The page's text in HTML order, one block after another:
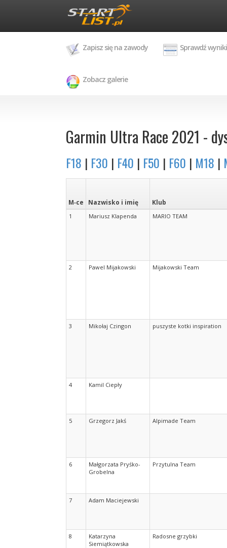
Zapisz się na zawody Sprawdź wyniki
Zobacz galerie
Garmin Ultra Race 2021 -
F18 | F30 | F40 | F50 | F60 | M18 |
M‑ce Nazwisko i imię Klub
1 Mariusz Klapenda MARIO TEAM
2 Pawel Mijakowski Mijakowski Team
3 Mikołaj Czingon puszyste kotki inspiration
4 Kamil Ciepły
5 Grzegorz Jakś Alpimade Team
6
Małgorzata Pryśko-
Grobelna
Przytulna Team
7 Adam Maciejewski
8
Katarzyna
Siemiątkowska
Radosne grzybki